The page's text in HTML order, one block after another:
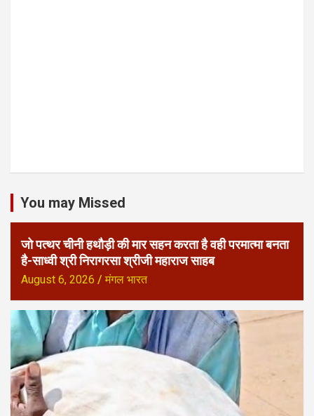
You may Missed
जो पत्थर चीनी हथौड़ी की मार सहन करता है वही परमात्मा बनता
है-साध्वी श्री निरागरसा श्रीजी महाराज साहब
August 6, 2026 मंगल भारत